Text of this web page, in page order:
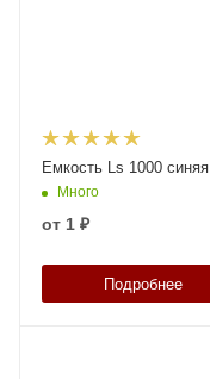
Емкость Ls 1000 синяя
Много
от 1 ₽
Подробнее